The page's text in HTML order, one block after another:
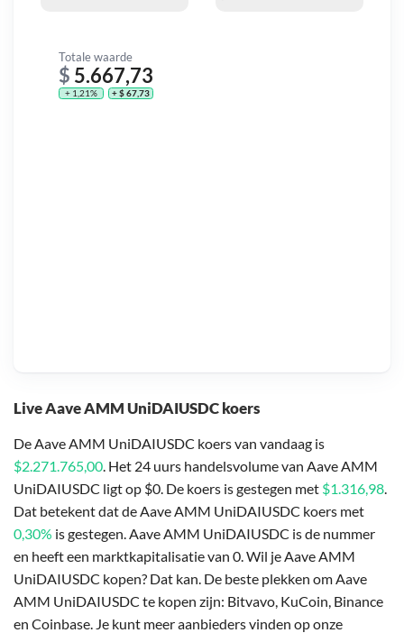
Live Aave AMM UniDAIUSDC koers
De Aave AMM UniDAIUSDC koers van vandaag is
$2.271.765,00. Het 24 uurs handelsvolume van Aave AMM
UniDAIUSDC ligt op $0. De koers is gestegen met $1.316,98.
Dat betekent dat de Aave AMM UniDAIUSDC koers met
0,30% is gestegen. Aave AMM UniDAIUSDC is de nummer
en heeft een marktkapitalisatie van 0. Wil je Aave AMM
UniDAIUSDC kopen? Dat kan. De beste plekken om Aave
AMM UniDAIUSDC te kopen zijn: Bitvavo, KuCoin, Binance
en Coinbase. Je kunt meer aanbieders vinden op onze
Totale waarde
$ 5.667,73
+ 1,21% + $ 67,73